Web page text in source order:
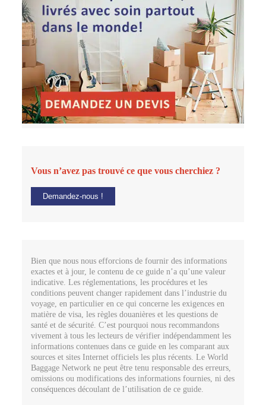
Vous n’avez pas trouvé ce que vous cherchiez ?
Demandez-nous !
Bien que nous nous efforcions de fournir des informations
exactes et à jour, le contenu de ce guide n’a qu’une valeur
indicative. Les réglementations, les procédures et les
conditions peuvent changer rapidement dans l’industrie du
voyage, en particulier en ce qui concerne les exigences en
matière de visa, les règles douanières et les questions de
santé et de sécurité. C’est pourquoi nous recommandons
vivement à tous les lecteurs de vérifier indépendamment les
informations contenues dans ce guide en les comparant aux
sources et sites Internet officiels les plus récents. Le World
Baggage Network ne peut être tenu responsable des erreurs,
omissions ou modifications des informations fournies, ni des
conséquences découlant de l’utilisation de ce guide.